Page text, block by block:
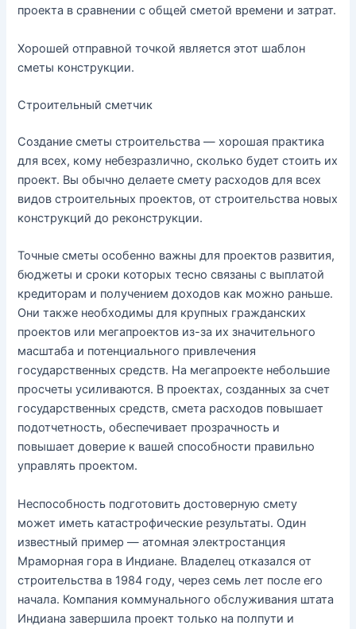
проекта в сравнении с общей сметой времени и затрат.
Хорошей отправной точкой является этот шаблон
сметы конструкции.
Строительный сметчик
Создание сметы строительства — хорошая практика
для всех, кому небезразлично, сколько будет стоить их
проект. Вы обычно делаете смету расходов для всех
видов строительных проектов, от строительства новых
конструкций до реконструкции.
Точные сметы особенно важны для проектов развития,
бюджеты и сроки которых тесно связаны с выплатой
кредиторам и получением доходов как можно раньше.
Они также необходимы для крупных гражданских
проектов или мегапроектов из-за их значительного
масштаба и потенциального привлечения
государственных средств. На мегапроекте небольшие
просчеты усиливаются. В проектах, созданных за счет
государственных средств, смета расходов повышает
подотчетность, обеспечивает прозрачность и
повышает доверие к вашей способности правильно
управлять проектом.
Неспособность подготовить достоверную смету
может иметь катастрофические результаты. Один
известный пример — атомная электростанция
Мраморная гора в Индиане. Владелец отказался от
строительства в 1984 году, через семь лет после его
начала. Компания коммунального обслуживания штата
Индиана завершила проект только на полпути и